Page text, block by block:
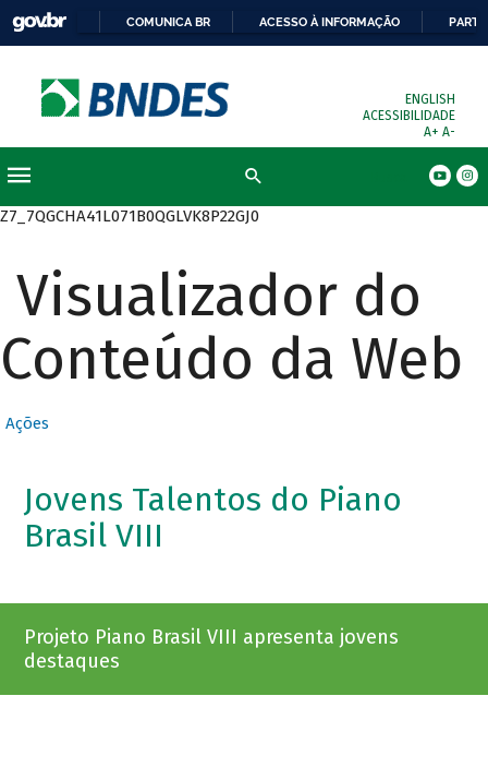
COMUNICA BR ACESSO À INFORMAÇÃO
ENGLISH
ACESSIBILIDADE
A+ A-
Z7_7QGCHA41L071B0QGLVK8P22GJ0
Visualizador do
Conteúdo da Web
Ações
Jovens Talentos do Piano
Brasil VIII
Projeto Piano Brasil VIII apresenta jovens
destaques